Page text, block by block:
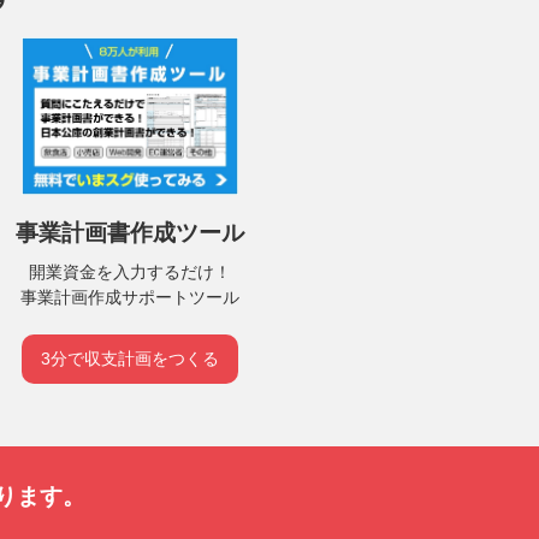
事業計画書作成ツール
開業資金を入力するだけ！
事業計画作成サポートツール
3分で収支計画をつくる
ます。